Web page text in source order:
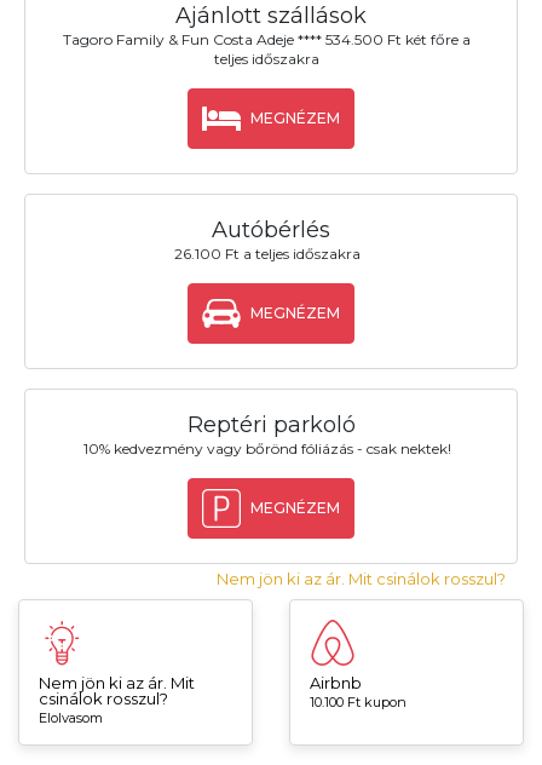
Ajánlott szállások
Tagoro Family & Fun Costa Adeje **** 534.500 Ft két főre a
teljes időszakra
MEGNÉZEM
Autóbérlés
26.100 Ft a teljes időszakra
MEGNÉZEM
Reptéri parkoló
10% kedvezmény vagy bőrönd fóliázás - csak nektek!
MEGNÉZEM
Nem jön ki az ár. Mit csinálok rosszul?
Nem jön ki az ár. Mit
csinálok rosszul?
Elolvasom
Airbnb
10.100 Ft kupon